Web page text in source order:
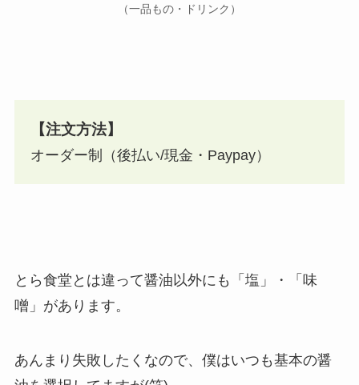
（一品もの・ドリンク）
【注文方法】
オーダー制（後払い/現金・Paypay）
とら食堂とは違って醤油以外にも「塩」・「味
噌」があります。
あんまり失敗したくなので、僕はいつも基本の醤